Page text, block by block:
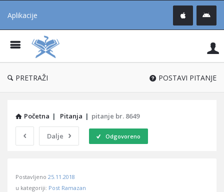
Aplikacije
®
PRETRAŽI POSTAVI PITANJE
Početna | Pitanja | pitanje br. 8649
Dalje Odgovoreno
Učene
Postavljeno 25.11.2018
u kategoriji: Post Ramazan